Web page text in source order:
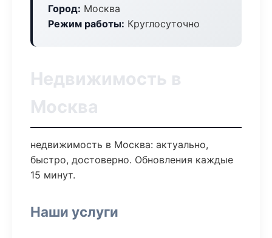
Город: Москва
Режим работы: Круглосуточно
Недвижимость в
Москва
недвижимость в Москва: актуально,
быстро, достоверно. Обновления каждые
15 минут.
Наши услуги